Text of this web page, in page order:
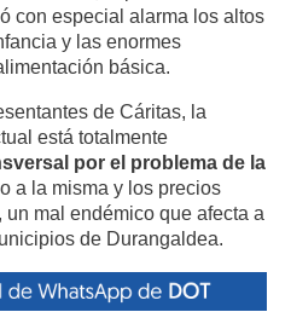
con especial alarma los altos
y las enormes
básica.
de Cáritas, la
está totalmente
por el problema de la
a la misma y los precios
mal endémico que afecta a
de Durangaldea.